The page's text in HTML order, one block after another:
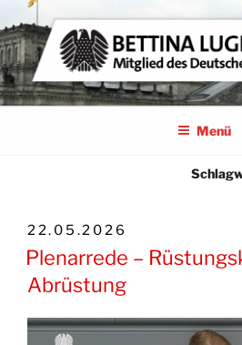
Zum
Inhalt
springen
BETTINA
MITGLIED DES DEUTSCHEN
Menü
VERÖFFENTLICHT
AM
22.05.2026
Plenarrede –
Abrüstung